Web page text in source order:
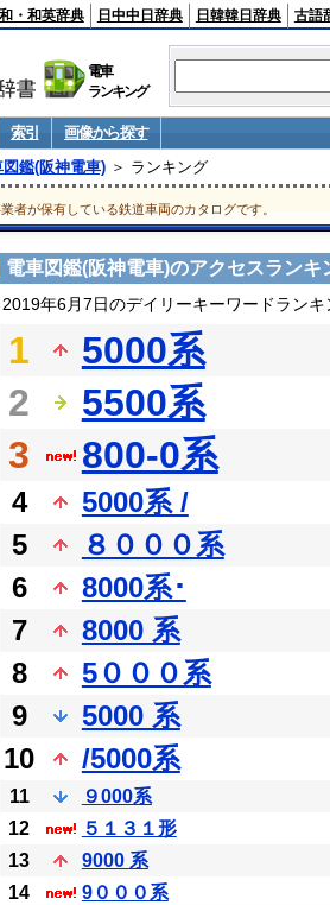
・和英辞典 日中中日辞典 日韓韓日辞典 古語
電車
ランキング
索引
画像から探す
図鑑(阪神電車)＞ ランキング
者が保有している鉄道車両のカタログです。
電車図鑑(阪神電車)のアクセスランキ
2019年6月7日のデイリーキーワードランキ
1
5000系
2
5500系
3
800-0系
4
5000系 /
5
８０００系
6
8000系･
7
8000 系
8
5０００系
9
5000 系
10
/5000系
11
９000系
12
５１３１形
13
9000 系
14
9０００系